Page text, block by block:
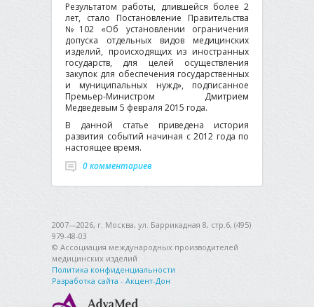
Результатом работы, длившейся более 2
лет, стало Постановление Правительства
№102 «Об установлении ограничения
допуска отдельных видов медицинских
изделий, происходящих из иностранных
государств, для целей осуществления
закупок для обеспечения государственных
и муниципальных нужд», подписанное
Премьер-Министром Дмитрием
Медведевым 5 февраля 2015 года.
В данной статье приведена история
развития событий начиная с 2012 года по
настоящее время.
0 комментариев
2007—2026, г. Москва, ул. Баррикадная 8, стр.6, (495)
979-48-03
© Ассоциация международных производителей
медицинских изделий
Политика конфиденциальности
Разработка сайта - Акцент-Дон